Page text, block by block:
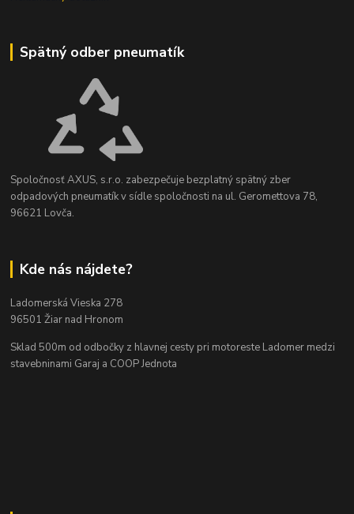
Spätný odber pneumatík
Spoločnosť AXUS, s.r.o. zabezpečuje bezplatný spätný zber
odpadových pneumatík v sídle spoločnosti na ul. Geromettova 78,
96621 Lovča.
Kde nás nájdete?
Ladomerská Vieska 278
96501 Žiar nad Hronom
Sklad 500m od odbočky z hlavnej cesty pri motoreste Ladomer medzi
stavebninami Garaj a COOP Jednota